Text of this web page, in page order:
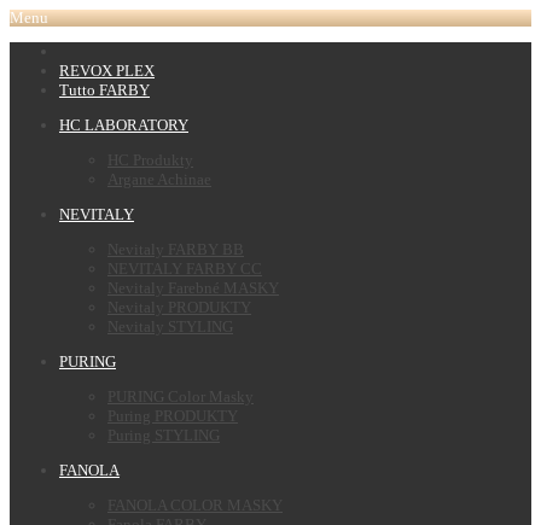
Menu
REVOX PLEX
Tutto FARBY
HC LABORATORY
HC Produkty
Argane Achinae
NEVITALY
Nevitaly FARBY BB
NEVITALY FARBY CC
Nevitaly Farebné MASKY
Nevitaly PRODUKTY
Nevitaly STYLING
PURING
PURING Color Masky
Puring PRODUKTY
Puring STYLING
FANOLA
FANOLA COLOR MASKY